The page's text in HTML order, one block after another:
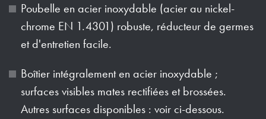
Poubelle en acier inoxydable (acier au nickel-
chrome EN 1.4301) robuste, réducteur de germes
et d'entretien facile.
Boîtier intégralement en acier inoxydable ;
surfaces visibles mates rectifiées et brossées.
Autres surfaces disponibles : voir ci-dessous.